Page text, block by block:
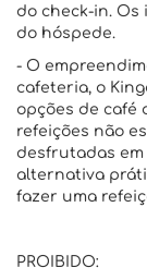
do check-in.
do hóspede.
- O
cafeteria, o
opções de café
refeições não
desfrutadas
alternativa
fazer uma
PROIBIDO: